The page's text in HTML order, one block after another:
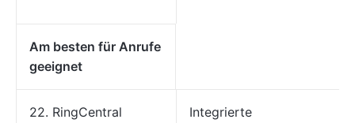
Am besten für Anrufe
geeignet
22. RingCentral
Integrierte